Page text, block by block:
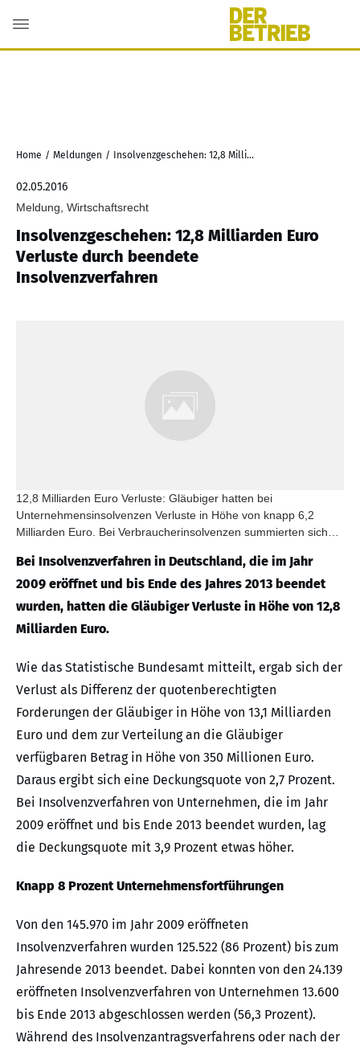
Home / Meldungen / Insolvenzgeschehen: 12,8 Milliarden Euro Verluste durch beendete Insolvenzverfahren
02.05.2016
Meldung, Wirtschaftsrecht
Insolvenzgeschehen: 12,8 Milliarden Euro
Verluste durch beendete
Insolvenzverfahren
12,8 Milliarden Euro Verluste: Gläubiger hatten bei
Unternehmensinsolvenzen Verluste in Höhe von knapp 6,2
Milliarden Euro. Bei Verbraucherinsolvenzen summierten sich
Insolvenzverfahren ergaben sich Verluste in Höhe von rund 3,1
Milliarden Euro.
Bei Insolvenzverfahren in Deutschland, die im Jahr
2009 eröffnet und bis Ende des Jahres 2013 beendet
wurden, hatten die Gläubiger Verluste in Höhe von 12,8
Milliarden Euro.
Wie das Statistische Bundesamt mitteilt, ergab sich der
Verlust als Differenz der quotenberechtigten
Forderungen der Gläubiger in Höhe von 13,1 Milliarden
Euro und dem zur Verteilung an die Gläubiger
verfügbaren Betrag in Höhe von 350 Millionen Euro.
Daraus ergibt sich eine Deckungsquote von 2,7 Prozent.
Bei Insolvenzverfahren von Unternehmen, die im Jahr
2009 eröffnet und bis Ende 2013 beendet wurden, lag
die Deckungsquote mit 3,9 Prozent etwas höher.
Knapp 8 Prozent Unternehmensfortführungen
Von den 145.970 im Jahr 2009 eröffneten
Insolvenzverfahren wurden 125.522 (86 Prozent) bis zum
Jahresende 2013 beendet. Dabei konnten von den 24.139
eröffneten Insolvenzverfahren von Unternehmen 13.600
bis Ende 2013 abgeschlossen werden (56,3 Prozent).
Während des Insolvenzantragsverfahrens oder nach der